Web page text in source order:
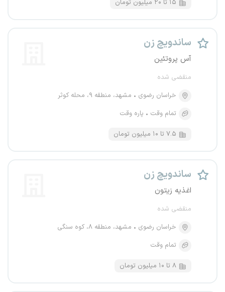
۱۵ تا ۲۰ میلیون تومان
ساندویچ زن
آس پروتئین
منقضی شده
خراسان رضوی
مشهد، منطقه ۹، محله کوثر
تمام وقت
پاره وقت
۷.۵ تا ۱۰ میلیون تومان
ساندویچ زن
اغذیه زیتون
منقضی شده
خراسان رضوی
مشهد، منطقه ۸، کوه سنگی
تمام وقت
۸ تا ۱۰ میلیون تومان